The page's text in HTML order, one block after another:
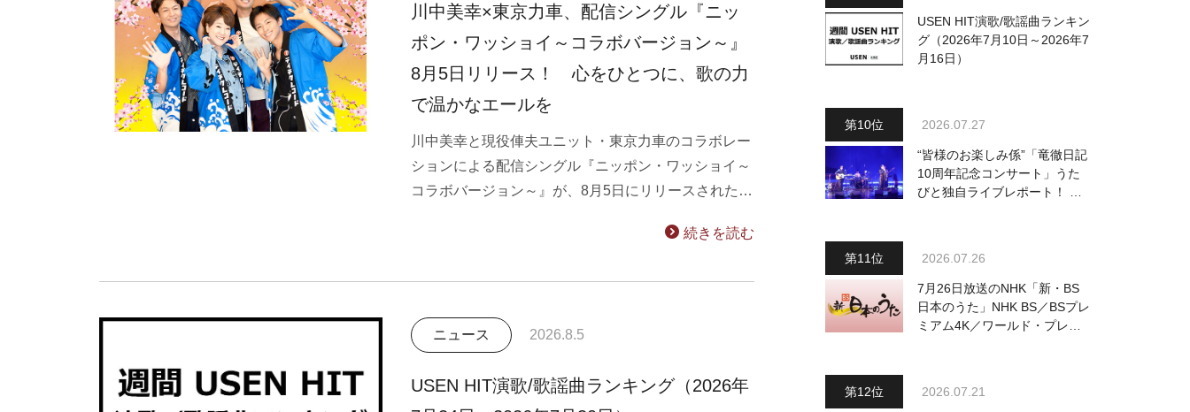
川中美幸×東京力車、配信シングル『ニッ
ポン・ワッショイ～コラボバージョン～』
8月5日リリース！ 心をひとつに、歌の力
で温かなエールを
川中美幸と現役俥夫ユニット・東京力車のコラボレー
ションによる配信シングル『ニッポン・ワッショイ～
コラボバージョン～』が、8月5日にリリースされた…
続きを読む
ニュース 2026.8.5
USEN HIT演歌/歌謡曲ランキング（2026年
USEN HIT演歌/歌謡曲ランキン
グ（2026年7月10日～2026年7
月16日）
2026.07.27
“皆様のお楽しみ係”「竜徹日記
10周年記念コンサート」うた
びと独自ライブレポート！ 即
2026.07.26
7月26日放送のNHK「新・BS
日本のうた」NHK BS／BSプレ
ミアム4K／ワールド・プレミ
2026.07.21